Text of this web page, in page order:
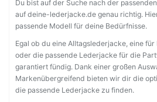
Du bist auf der Suche nach der
auf deine-lederjacke.de genau richtig.
passende Modell für deine Bedürfnisse.
Egal ob du eine Alltagslederjacke, eine
oder die passende Lederjacke für die
garantiert fündig. Dank einer großen
Markenübergreifend bieten wir dir die
die passende Lederjacke zu finden.